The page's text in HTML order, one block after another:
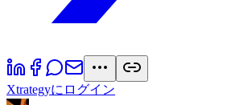
Xtrategyにログイン